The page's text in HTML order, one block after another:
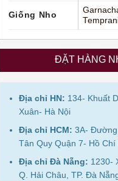
Giống Nho
ĐẶT HÀNG
Địa chỉ HN: 134- Khuất
Xuân- Hà Nội
Địa chỉ HCM: 3A-
Tân Quy Quận 7- Hồ Chí
Địa chỉ Đà Nẵng: 1230-
Q. Hải Châu, TP. Đà